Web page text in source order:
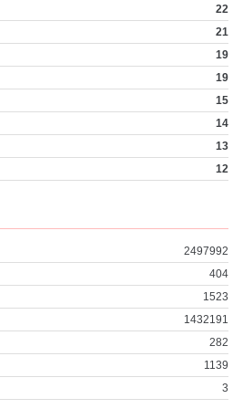
22
21
19
19
15
14
13
12
2497992
404
1523
1432191
282
1139
3